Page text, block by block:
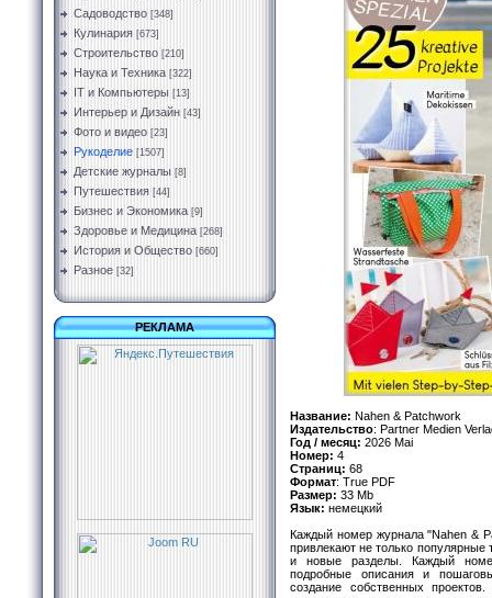
Садоводство [348]
Кулинария [673]
Строительство [210]
Наука и Техника [322]
IT и Компьютеры [13]
Интерьер и Дизайн [43]
Фото и видео [23]
Рукоделие [1507]
Детские журналы [8]
Путешествия [44]
Бизнес и Экономика [9]
Здоровье и Медицина [268]
История и Общество [660]
Разное [32]
РЕКЛАМА
Название: Nahen & Patchwork
Издательство: Partner Medien
Год / месяц: 2026 Mai
Номер: 4
Страниц: 68
Формат: True PDF
Размер: 33 Mb
Язык: немецкий
Каждый номер журнала "Nahen &
привлекают не только
и новые разделы. Каждый
подробные описания и
создание собственных